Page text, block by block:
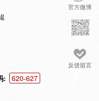
官方微博
反馈留言
:
620-627